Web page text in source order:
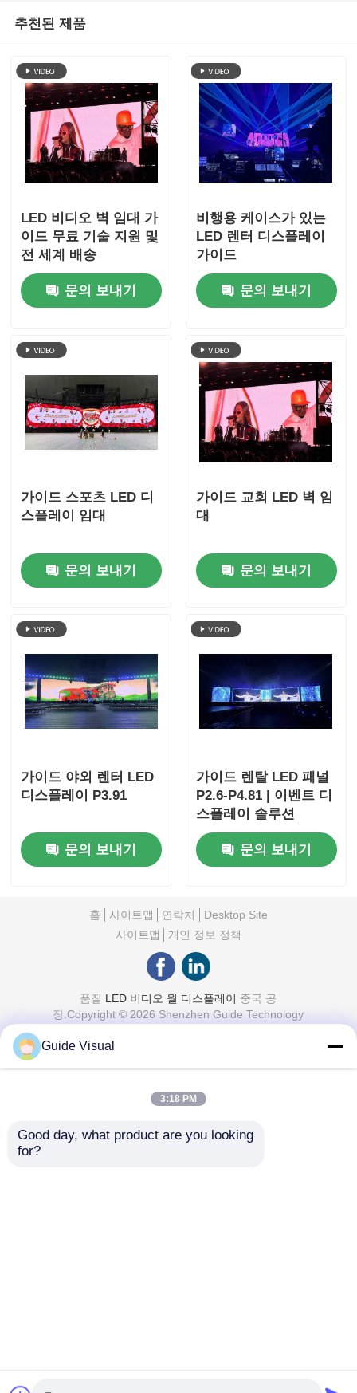
추천된 제품
LED 비디오 벽 임대 가
이드 무료 기술 지원 및
전 세계 배송
문의 보내기
비행용 케이스가 있는
LED 렌터 디스플레이
가이드
문의 보내기
가이드 스포츠 LED 디
스플레이 임대
문의 보내기
가이드 교회 LED 벽 임
대
문의 보내기
가이드 야외 렌터 LED
디스플레이 P3.91
문의 보내기
가이드 렌탈 LED 패널
P2.6-P4.81 | 이벤트 디
스플레이 솔루션
문의 보내기
홈 사이트맵 연락처
Desktop Site
사이트맵
개인 정보 정책
품질 LED 비디오 월 디스플레이 중국 공
장.Copyright © 2026 Shenzhen Guide Technology
Guide Visual
3:18 PM
Good day, what product are you looking
for?